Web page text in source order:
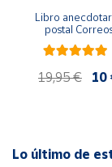
Baleares
Canarias,
Melilla
Libro
postal
19,95 € 10
Lo último de